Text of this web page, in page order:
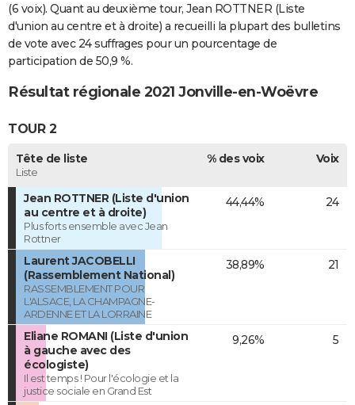
(6 voix). Quant au deuxième tour, Jean ROTTNER (Liste
d'union au centre et à droite) a recueilli la plupart des bulletins
de vote avec 24 suffrages pour un pourcentage de
participation de 50,9 %.
Résultat régionale 2021 Jonville-en-Woëvre
TOUR 2
Tête de liste
Liste
% des voix Voix
Jean ROTTNER (Liste d'union
au centre et à droite)
Plus forts ensemble avec Jean
Rottner
44,44% 24
Laurent JACOBELLI
(Rassemblement National)
RASSEMBLEMENT POUR
L'ALSACE, LA CHAMPAGNE-
ARDENNE ET LA LORRAINE
38,89% 21
Eliane ROMANI (Liste d'union
à gauche avec des
écologiste)
Il est temps ! Pour l'écologie et la
justice sociale en Grand Est
9,26% 5